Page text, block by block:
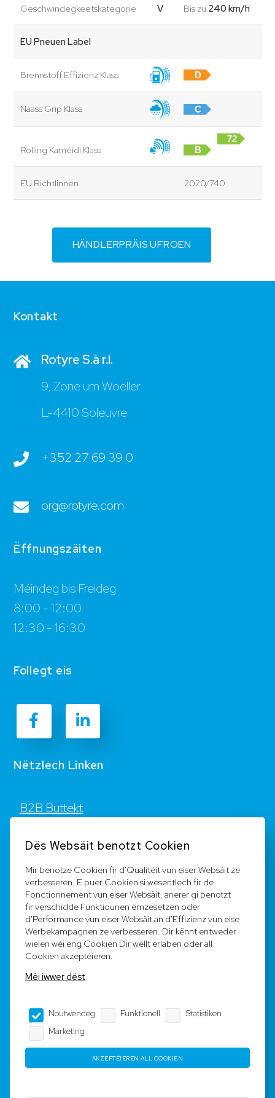
Geschwindegkeetskategorie V Bis zu 240 km/h
EU Pneuen Label
Brennstoff Effizienz Klass D
Naass Grip Klass C
Rolling Kaméidi Klass B
72
EU Richtlinnen 2020/740
HÄNDLERPRÄIS UFROEN
Kontakt
Rotyre S.à r.l.
9, Zone um Woeller
L-4410 Soleuvre
+352 27 69 39 0
org@rotyre.com
Ëffnungszäiten
Méindeg bis Freideg
8:00 - 12:00
12:30 - 16:30
Follegt eis
Nëtzlech Linken
B2B Buttekt
Registréieren
Equipe
Legal Notice
Impressum
Dateschutz
Dës Websäit benotzt Cookien
Mir benotze Cookien fir d'Qualitéit vun eiser Websäit ze
verbesseren. E puer Cookien si wesentlech fir de
Fonctionnement vun eiser Websäit, anerer gi benotzt
fir verschidde Funktiounen ëmzesetzen oder
d'Performance vun eiser Websäit an d'Effizienz vun eise
Werbekampagnen ze verbesseren. Dir kënnt entweder
wielen wéi eng Cookien Dir wëllt erlaben oder all
Cookien akzeptéieren.
Méi iwwer dëst
Noutwendeg Funktionell
Statistiken
Marketing
AKZEPTÉIEREN ALL COOKIEN